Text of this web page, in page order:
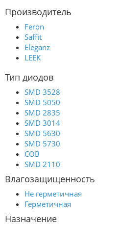
Производитель
Feron
Saffit
Eleganz
LEEK
Тип диодов
SMD 3528
SMD 5050
SMD 2835
SMD 3014
SMD 5630
SMD 5730
COB
SMD 2110
Влагозащищенность
Не герметичная
Герметичная
Назначение